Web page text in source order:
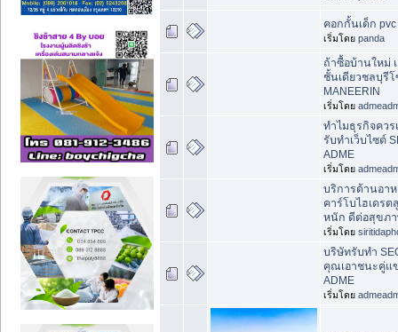
คอกกั้นเด็ก
เริ่มโดย panda
ถ้าซื้อบ้านใหม่
ชั้นเดียวชลบุรี
MANEERIN
เริ่มโดย
ทำไมธุรกิจควร
รับทำเว็บไซต์
ADME
เริ่มโดย
บริการด้านอาห
คาร์โบไฮเดรต
หนัก ดีต่อสุขภ
เริ่มโดย
บริษัทรับทำ
คุณเอาชนะคู่แ
ADME
เริ่มโดย